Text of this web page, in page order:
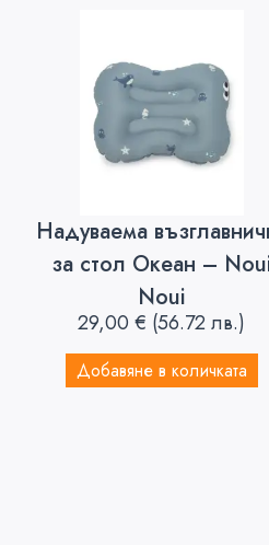
Надуваема
за стол Океан –
Noui
29,00€ (56.72 лв.)
Добавяне в количката